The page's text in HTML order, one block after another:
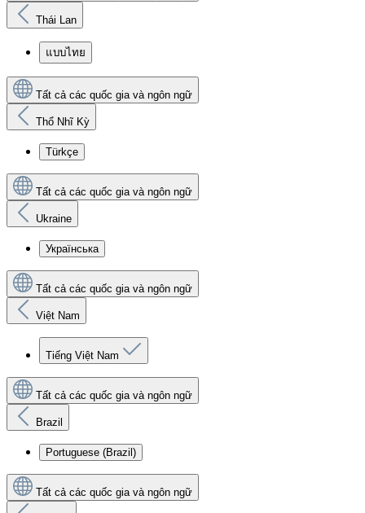
Thái Lan
แบบไทย
Tất cả các quốc gia và ngôn ngữ
Thổ Nhĩ Kỳ
Türkçe
Tất cả các quốc gia và ngôn ngữ
Ukraine
Українська
Tất cả các quốc gia và ngôn ngữ
Việt Nam
Tiếng Việt Nam
Tất cả các quốc gia và ngôn ngữ
Brazil
Portuguese (Brazil)
Tất cả các quốc gia và ngôn ngữ